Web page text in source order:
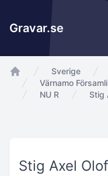
Gravar.se
app.Start
Sverige
Värnamo
NU R
Stig
Stig Axel